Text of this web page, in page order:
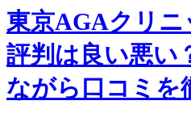
東京AGAクリニ
評判は良い悪い
ながら口コミを